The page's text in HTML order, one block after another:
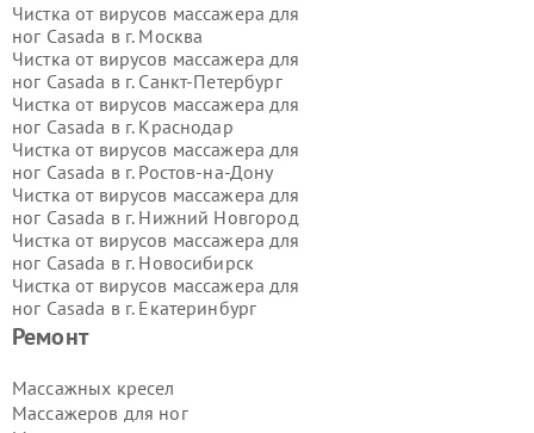
Ремонт
Массажных кресел
Массажеров для ног
Чистка от вирусов массажера для
ног Casada в г. Москва
Чистка от вирусов массажера для
ног Casada в г. Санкт-Петербург
Чистка от вирусов массажера для
ног Casada в г. Краснодар
Чистка от вирусов массажера для
ног Casada в г. Ростов-на-Дону
Чистка от вирусов массажера для
ног Casada в г. Нижний Новгород
Чистка от вирусов массажера для
ног Casada в г. Новосибирск
Чистка от вирусов массажера для
ног Casada в г. Екатеринбург
Чистка от вирусов массажера для
Чистка от вирусов массажера для
ног Casada в г.Воронеж
Чистка от вирусов массажера для